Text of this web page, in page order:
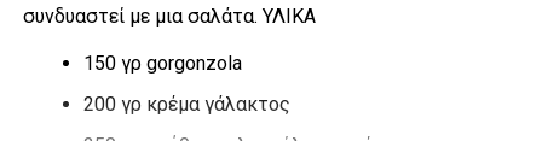
συνδυαστεί με μια σαλάτα. ΥΛΙΚΑ
150 γρ gorgonzola
200 γρ κρέμα γάλακτος